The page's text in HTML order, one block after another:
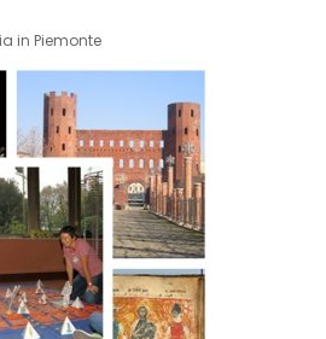
in Piemonte